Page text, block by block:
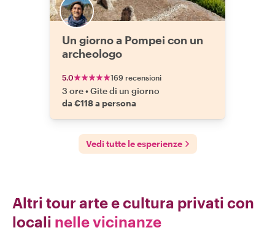
Un giorno a Pompei con un
archeologo
5.0 169 recensioni
3 ore•Gite di un giorno
da €118 a persona
Vedi tutte le esperienze
Altri tour arte e cultura privati con
locali nelle vicinanze